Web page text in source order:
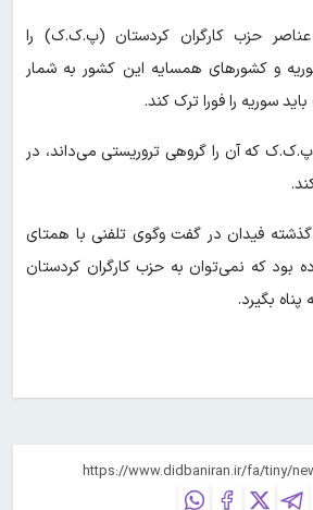
عناصر حزب کارگران کردستان (پ.ک.ک) را
و کشورهای همسایه این کشور به شمار
سوریه را فورا ترک کند.
که آن را گروهی تروریستی می‌داند، در
فیدان در گفت وگوی تلفنی با همتای
بود که نمی‌توان به حزب کارگران کردستان
پناه بگیرد.